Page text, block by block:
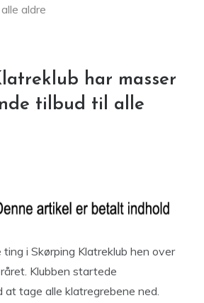
aldre
har masser
tilbud til alle
i Skørping Klatreklub hen over
Klubben startede
at tage alle klatregrebene ned.